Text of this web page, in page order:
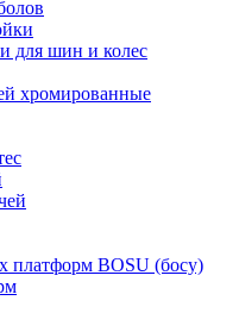
для шин и колес
хромированные
платформ BOSU (босу)